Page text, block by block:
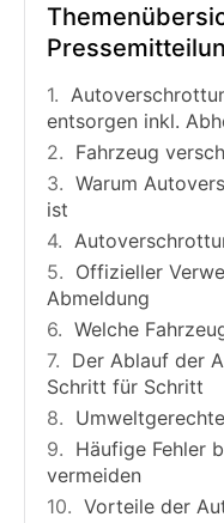
entsorgen inkl.
Fahrzeug
Warum
ist
Offizieller
Abmeldung
Welche
Der Ablauf der
Schritt für Schritt
Häufige Fehler
vermeiden
Vorteile der